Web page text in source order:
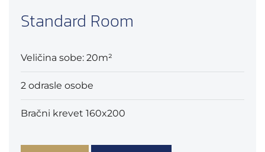
Superior Sea Side Room
Veličina sobe: 30m²
3 odrasle osobe
Bračni krevet 180x200